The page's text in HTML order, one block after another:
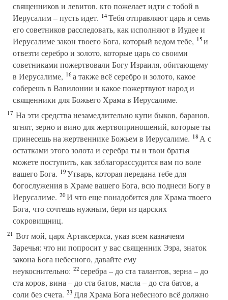
священников и левитов, кто пожелает идти с тобой в
Иерусалим – пусть идет. 14Тебя отправляют царь и семь
его советников расследовать, как исполняют в Иудее и
Иерусалиме закон твоего Бога, который ведом тебе, 15и
отвезти серебро и золото, которые царь со своими
советниками пожертвовали Богу Израиля, обитающему
в Иерусалиме, 16а также всё серебро и золото, какое
соберешь в Вавилонии и какое пожертвуют народ и
священники для Божьего Храма в Иерусалиме.
17 На эти средства незамедлительно купи быков, баранов,
ягнят, зерно и вино для жертвоприношений, которые ты
принесешь на жертвеннике Божьем в Иерусалиме. 18А с
остатками этого золота и серебра ты и твои братья
можете поступить, как заблагорассудится вам по воле
вашего Бога. 19Утварь, которая передана тебе для
богослужения в Храме вашего Бога, всю поднеси Богу в
Иерусалиме. 20И что еще понадобится для Храма твоего
Бога, что сочтешь нужным, бери из царских
сокровищниц.
21 Вот мой, царя Артаксеркса, указ всем казначеям
Заречья: что ни попросит у вас священник Эзра, знаток
закона Бога небесного, давайте ему
неукоснительно: 22серебра – до ста талантов, зерна – до
ста коров, вина – до ста батов, масла – до ста батов, а
соли без счета. 23Для Храма Бога небесного всё должно